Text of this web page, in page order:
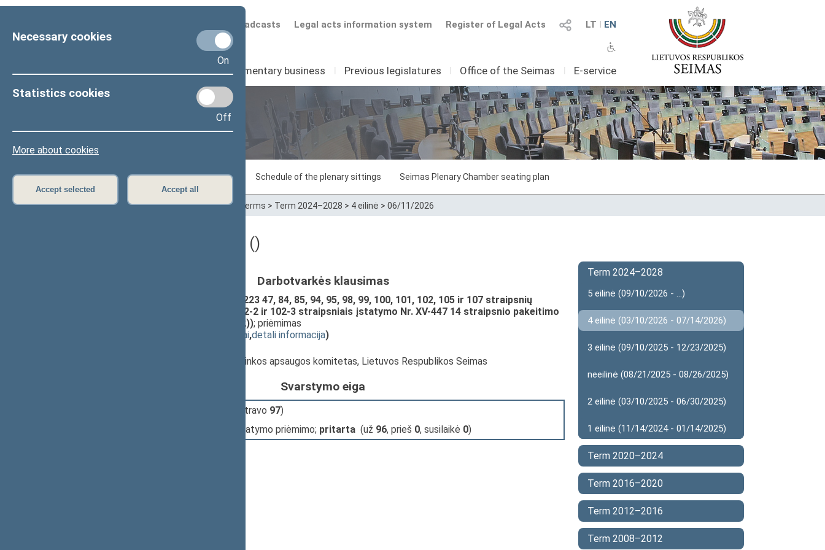
Necessary cookies
On
Statistics cookies
Off
More about cookies
Accept selected Accept all
LT I EN
Register of Legal Acts
Legal acts information system
Scheduled broadcasts
Seimas I Parliamentary business I Previous legislatures I Office of the Seimas I E-service
Sitting in progress Plenary sittings Schedule of the plenary sittings Seimas Plenary Chamber seating plan
Home>Plenary sittings>Parliamentary terms > Term 2024–2028 > 4 eilinė > 06/11/2026
Darbotvarkės klausimas ()
Darbotvarkės klausimas
Aplinkos apsaugos įstatymo Nr. I-2223 47, 84, 85, 94, 95, 98, 99, 100, 101, 102, 105 ir 107 straipsnių
pakeitimo ir Įstatymo papildymo 102-2 ir 102-3 straipsniais įstatymo Nr. XV-447 14 straipsnio pakeitimo
įstatymo projektas (Nr. XVP-1402(2)); priėmimas
susiję dokumentai,detali informacija)
, Komiteto narys, Aplinkos apsaugos komitetas, Lietuvos Respublikos Seimas
Svarstymo eiga
(užsiregistravo 97)
dėl šio įstatymo priėmimo; pritarta (už 96, prieš 0, susilaikė 0)
Term 2024–2028
5 eilinė (09/10/2026 - ...)
4 eilinė (03/10/2026 - 07/14/2026)
3 eilinė (09/10/2025 - 12/23/2025)
neeilinė (08/21/2025 - 08/26/2025)
2 eilinė (03/10/2025 - 06/30/2025)
1 eilinė (11/14/2024 - 01/14/2025)
Term 2020–2024
Term 2016–2020
Term 2012–2016
Term 2008–2012